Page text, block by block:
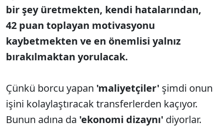
bir şey üretmekten, kendi hatalarından,
42 puan toplayan motivasyonu
kaybetmekten ve en önemlisi yalnız
bırakılmaktan yorulacak.
Çünkü borcu yapan 'maliyetçiler' şimdi onun
işini kolaylaştıracak transferlerden kaçıyor.
Bunun adına da 'ekonomi dizaynı' diyorlar.